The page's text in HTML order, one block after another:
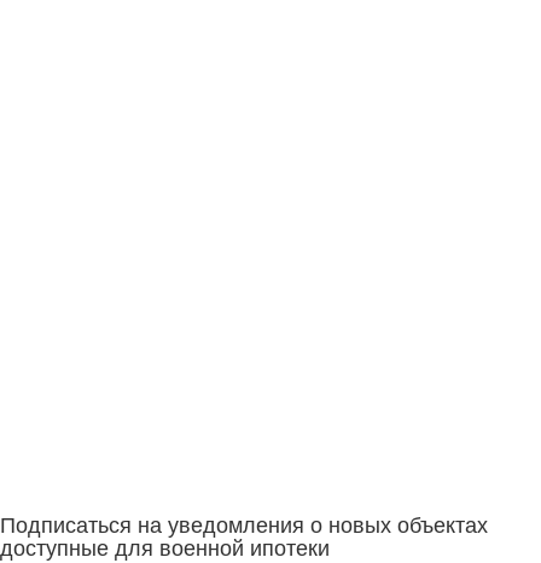
Подписаться на уведомления о новых объектах
доступные для военной ипотеки